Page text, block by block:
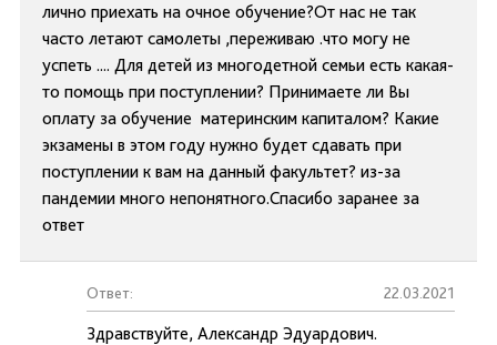
лично приехать на очное обучение?От нас не так
часто летают самолеты ,переживаю .что могу не
успеть .... Для детей из многодетной семьи есть какая-
то помощь при поступлении? Принимаете ли Вы
оплату за обучение материнским капиталом? Какие
экзамены в этом году нужно будет сдавать при
поступлении к вам на данный факультет? из-за
пандемии много непонятного.Спасибо заранее за
ответ
Ответ: 22.03.2021
Здравствуйте, Александр Эдуардович.